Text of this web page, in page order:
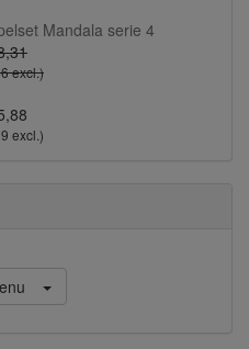
Mandala serie 4
excl.)
excl.)